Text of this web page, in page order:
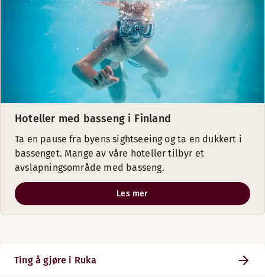
Hoteller med basseng i Finland
Ta en pause fra byens sightseeing og ta en dukkert i
bassenget. Mange av våre hoteller tilbyr et
avslapningsområde med basseng.
Les mer
Ting å gjøre i Ruka